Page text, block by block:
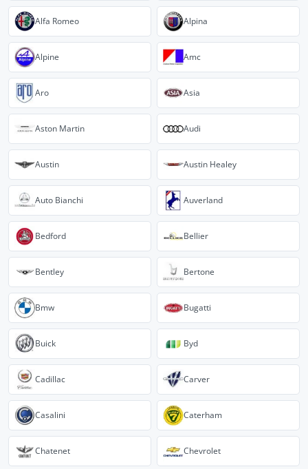
Alfa Romeo Alpina
Alpine Amc
Aro Asia
Aston Martin Audi
Austin Austin Healey
Auto Bianchi Auverland
Bedford Bellier
Bentley Bertone
Bmw Bugatti
Buick Byd
Cadillac Carver
Casalini Caterham
Chatenet Chevrolet